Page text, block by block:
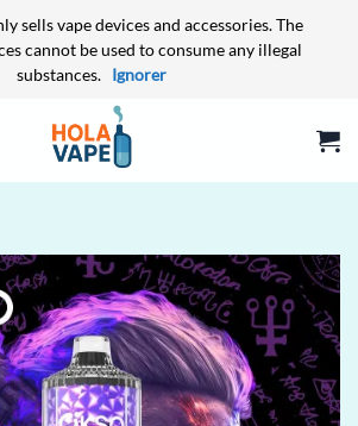
sells vape devices and accessories. The
cannot be used to consume any illegal
substances. Ignorer